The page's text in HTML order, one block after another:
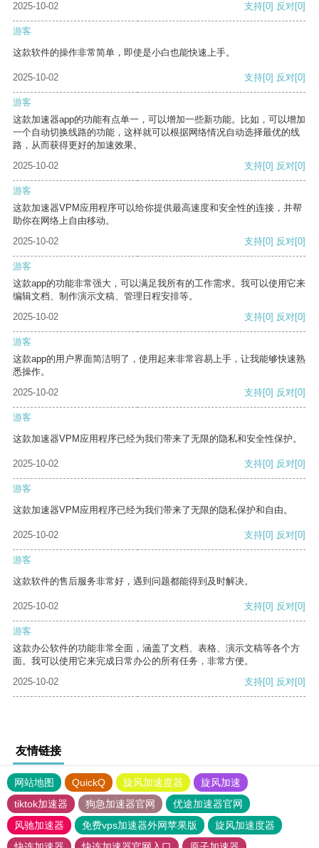
2025-10-02 支持[0] 反对[0]
游客
这款软件的操作非常简单，即使是小白也能快速上手。
2025-10-02 支持[0] 反对[0]
游客
这款加速器app的功能有点单一，可以增加一些新功能。比如，可以增加
一个自动切换线路的功能，这样就可以根据网络情况自动选择最优的线
路，从而获得更好的加速效果。
2025-10-02
支持[0] 反对[0]
游客
这款加速器VPM应用程序可以给你提供最高速度和安全性的连接，并帮
助你在网络上自由移动。
2025-10-02
支持[0] 反对[0]
游客
这款app的功能非常强大，可以满足我所有的工作需求。我可以使用它来
编辑文档、制作演示文稿、管理日程安排等。
2025-10-02
支持[0] 反对[0]
游客
这款app的用户界面简洁明了，使用起来非常容易上手，让我能够快速熟
悉操作。
2025-10-02
支持[0] 反对[0]
游客
这款加速器VPM应用程序已经为我们带来了无限的隐私和安全性保护。
2025-10-02 支持[0] 反对[0]
游客
这款加速器VPM应用程序已经为我们带来了无限的隐私保护和自由。
2025-10-02 支持[0] 反对[0]
游客
这款软件的售后服务非常好，遇到问题都能得到及时解决。
2025-10-02 支持[0] 反对[0]
游客
这款办公软件的功能非常全面，涵盖了文档、表格、演示文稿等各个方
面。我可以使用它来完成日常办公的所有任务，非常方便。
2025-10-02
支持[0] 反对[0]
友情链接
网站地图 QuickQ 旋风加速度器
旋风加速
tiktok加速器
狗急加速器官网
优途加速器官网
风驰加速器
免费vps加速器外网苹果版
旋风加速度器